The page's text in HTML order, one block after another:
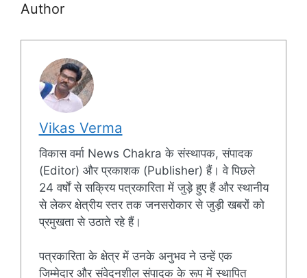
Author
Vikas Verma
विकास वर्मा News Chakra के संस्थापक, संपादक
(Editor) और प्रकाशक (Publisher) हैं। वे पिछले
24 वर्षों से सक्रिय पत्रकारिता में जुड़े हुए हैं और स्थानीय
से लेकर क्षेत्रीय स्तर तक जनसरोकार से जुड़ी खबरों को
प्रमुखता से उठाते रहे हैं।
पत्रकारिता के क्षेत्र में उनके अनुभव ने उन्हें एक
जिम्मेदार और संवेदनशील संपादक के रूप में स्थापित